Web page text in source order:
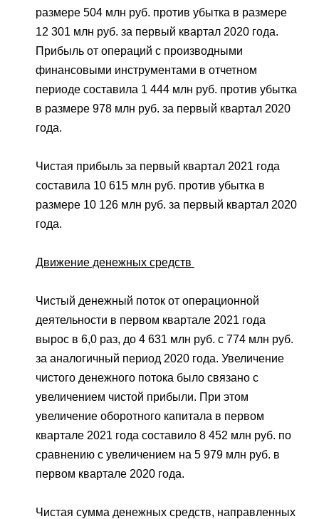
размере 504 млн руб. против убытка в размере
12 301 млн руб. за первый квартал 2020 года.
Прибыль от операций с производными
финансовыми инструментами в отчетном
периоде составила 1 444 млн руб. против убытка
в размере 978 млн руб. за первый квартал 2020
года.
Чистая прибыль за первый квартал 2021 года
составила 10 615 млн руб. против убытка в
размере 10 126 млн руб. за первый квартал 2020
года.
Движение денежных средств
Чистый денежный поток от операционной
деятельности в первом квартале 2021 года
вырос в 6,0 раз, до 4 631 млн руб. с 774 млн руб.
за аналогичный период 2020 года. Увеличение
чистого денежного потока было связано с
увеличением чистой прибыли. При этом
увеличение оборотного капитала в первом
квартале 2021 года составило 8 452 млн руб. по
сравнению с увеличением на 5 979 млн руб. в
первом квартале 2020 года.
Чистая сумма денежных средств, направленных